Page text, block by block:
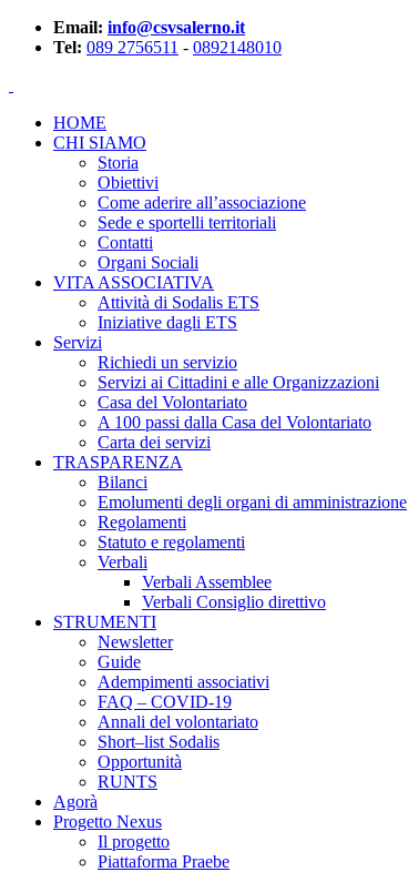
Email: info@csvsalerno.it
Tel: 089 2756511 - 0892148010
HOME
CHI SIAMO
Storia
Obiettivi
Come aderire all’associazione
Sede e sportelli territoriali
Contatti
Organi Sociali
VITA ASSOCIATIVA
Attività di Sodalis ETS
Iniziative dagli ETS
Servizi
Richiedi un servizio
Servizi ai Cittadini e alle Organizzazioni
Casa del Volontariato
A 100 passi dalla Casa del Volontariato
Carta dei servizi
TRASPARENZA
Bilanci
Emolumenti degli organi di amministrazione
Regolamenti
Statuto e regolamenti
Verbali
Verbali Assemblee
Verbali Consiglio direttivo
STRUMENTI
Newsletter
Guide
Adempimenti associativi
FAQ – COVID-19
Annali del volontariato
Short–list Sodalis
Opportunità
RUNTS
Agorà
Progetto Nexus
Il progetto
Piattaforma Praebe